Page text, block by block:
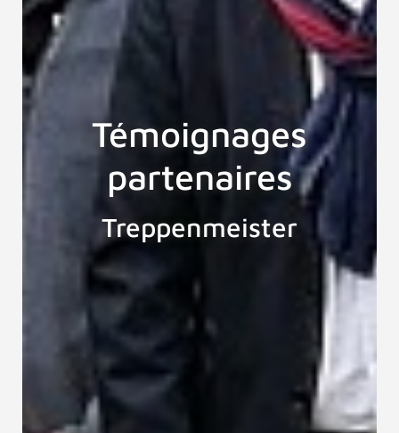
Témoignages
partenaires
Treppenmeister